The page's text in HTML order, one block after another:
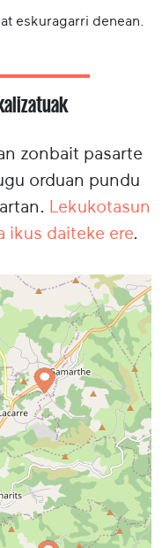
eskuragarri denean.
zonbait pasarte
orduan pundu
Lekukotasun
ikus daiteke ere.